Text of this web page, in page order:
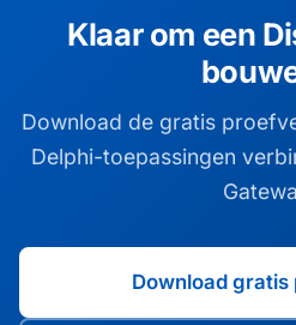
Klaar om een
Download de gratis
Delphi-toepassingen
Download